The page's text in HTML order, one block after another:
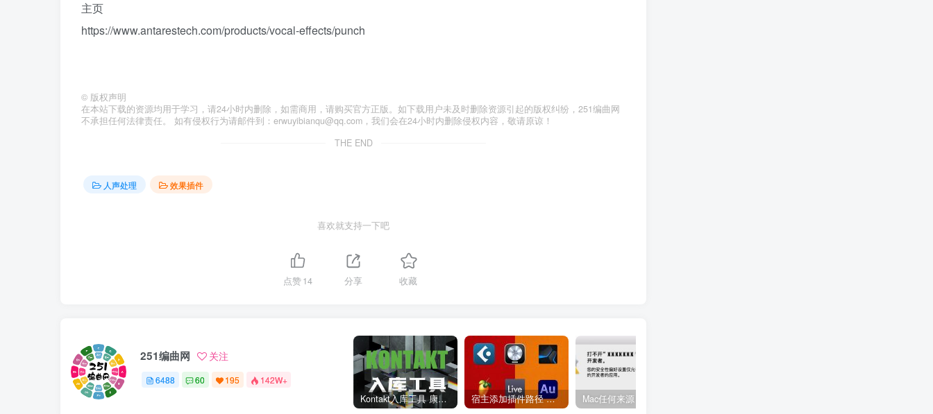
主页
https://www.antarestech.com/products/vocal-effects/punch
© 版权声明
在本站下载的资源均用于学习，请24小时内删除，如需商用，请购买官方正版。如下载用户未及时删除资源引起的版权纠纷，251编曲网
不承担任何法律责任。 如有侵权行为请邮件到：erwuyibianqu@qq.com，我们会在24小时内删除侵权内容，敬请原谅！
THE END
人声处理 效果插件
喜欢就支持一下吧
点赞14 分享 收藏
251编曲网 关注
6488 60 195 142W+
Kontakt入库工具 康泰克入库教程 宿主添加插件路径 插件路径设置 VSTPlugins路径